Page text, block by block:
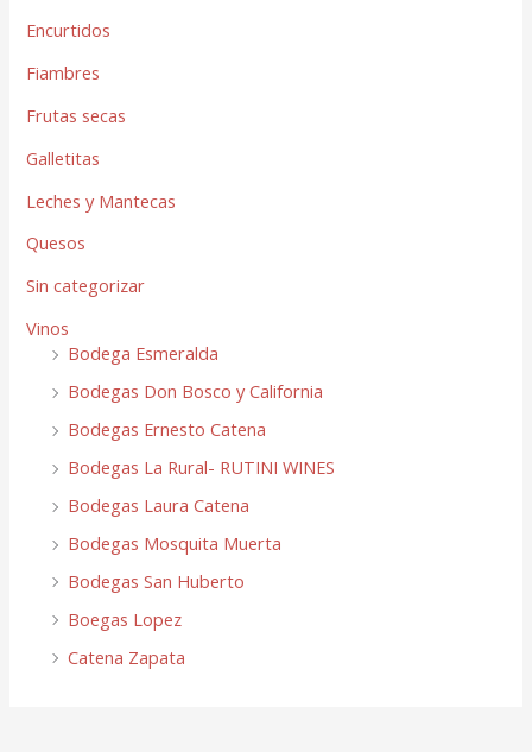
Encurtidos
Fiambres
Frutas secas
Galletitas
Leches y Mantecas
Quesos
Sin categorizar
Vinos
Bodega Esmeralda
Bodegas Don Bosco y California
Bodegas Ernesto Catena
Bodegas La Rural- RUTINI WINES
Bodegas Laura Catena
Bodegas Mosquita Muerta
Bodegas San Huberto
Boegas Lopez
Catena Zapata